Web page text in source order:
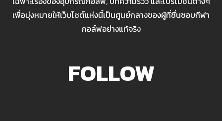
เพื่อมุ่งหมายให้เว็บไซต์แห่งนี้เป็นศูนย์กลางของผู้ที่ชื่นชอบกีฬา
กอล์ฟอย่างแท้จริง
FOLLOW